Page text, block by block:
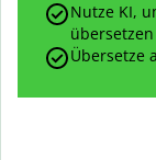
Nutze KI,
übersetzen
Übersetze